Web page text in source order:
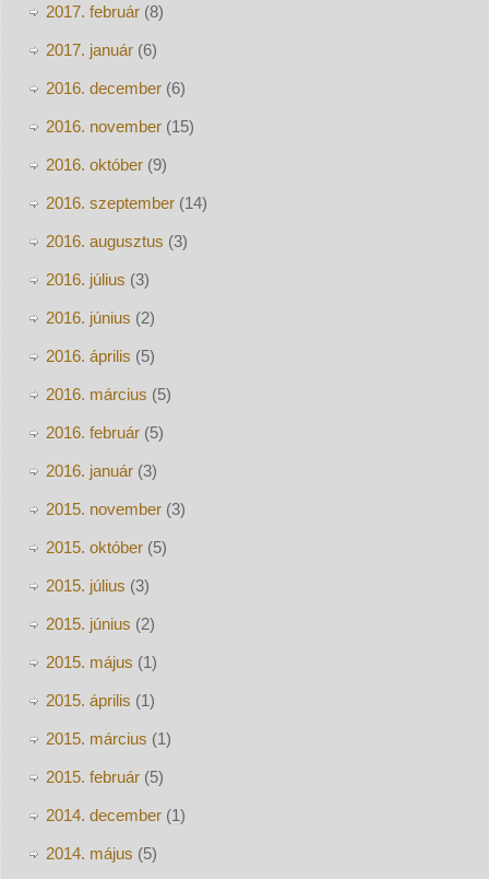
2017. február(8)
2017. január(6)
2016. december(6)
2016. november(15)
2016. október(9)
2016. szeptember(14)
2016. augusztus (3)
2016. július (3)
2016. június (2)
2016. április (5)
2016. március (5)
2016. február(5)
2016. január(3)
2015. november(3)
2015. október(5)
2015. július (3)
2015. június (2)
2015. május (1)
2015. április (1)
2015. március (1)
2015. február(5)
2014. december(1)
2014. május (5)